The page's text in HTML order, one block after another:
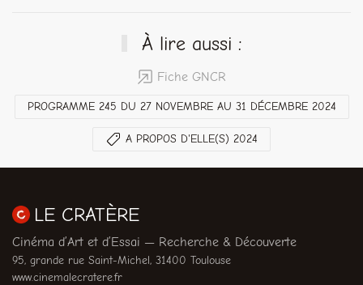
À lire aussi :
Fiche GNCR
PROGRAMME 245 DU 27 NOVEMBRE AU 31 DÉCEMBRE 2024
A PROPOS D'ELLE(S) 2024
LE CRATÈRE
Cinéma d’Art et d’Essai — Recherche & Découverte
95, grande rue Saint-Michel, 31400 Toulouse
www.cinemalecratere.fr